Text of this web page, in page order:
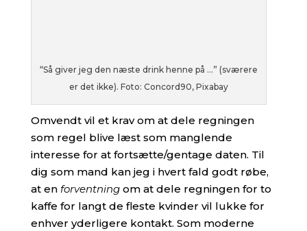
“Så giver jeg den næste drink henne på …” (sværere
er det ikke). Foto: Concord90, Pixabay
Omvendt vil et krav om at dele regningen
som regel blive læst som manglende
interesse for at fortsætte/gentage daten. Til
dig som mand kan jeg i hvert fald godt røbe,
at en forventningom at dele regningen for to
kaffe for langt de fleste kvinder vil lukke for
enhver yderligere kontakt. Som moderne